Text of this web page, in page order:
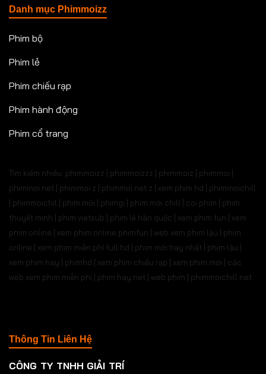
Danh mục Phimmoizz
Phim bộ
Phim lẻ
Phim chiếu rạp
Phim hành động
Phim cổ trang
Tìm kiếm nhiều: phimmoizz | phimmoizzz | phimmoiz | phimmoi |
phimmoi net | phimmoi.z | phimmoi.net z | xem phim hd | phimmoichill
| phimmoichil | phim mới | phimgi | phim mới chill | coi phim | phim
thuyết minh | phim vietsub | phim lẻ hàn quốc | xem phim fun | xem
phim online | xem phim online phimfun | web xem phim lậu | phim
online | xem phim miễn phí full hd | phim mới hay nhất | phim lậu |
xem phim hay | phimhd | xem phim chiếu rạp | xem phim mới | các
web xem phim miễn phí | phim hay.net | web phim | phimmoichill net
Thông Tin Liên Hệ
CÔNG TY TNHH GIẢI TRÍ